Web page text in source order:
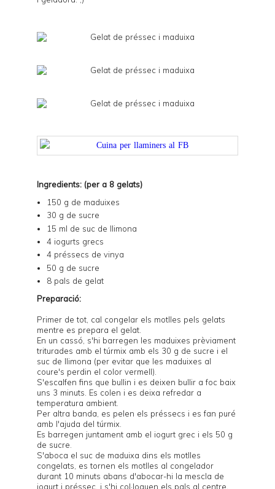
Ingredients: (per a 8 gelats)
150 g de maduixes
30 g de sucre
15 ml de suc de llimona
4 iogurts grecs
4 préssecs de vinya
50 g de sucre
8 pals de gelat
Preparació:
Primer de tot, cal congelar els motlles pels gelats
mentre es prepara el gelat.
En un cassó, s'hi barregen les maduixes prèviament
triturades amb el túrmix amb els 30 g de sucre i el
suc de llimona (per evitar que les maduixes al
coure's perdin el color vermell).
S'escalfen fins que bullin i es deixen bullir a foc baix
uns 3 minuts. Es colen i es deixa refredar a
temperatura ambient.
Per altra banda, es pelen els préssecs i es fan puré
amb l'ajuda del túrmix.
Es barregen juntament amb el iogurt grec i els 50 g
de sucre.
S'aboca el suc de maduixa dins els motlles
congelats, es tornen els motlles al congelador
durant 10 minuts abans d'abocar-hi la mescla de
iogurt i préssec, i s'hi col·loquen els pals al centre.